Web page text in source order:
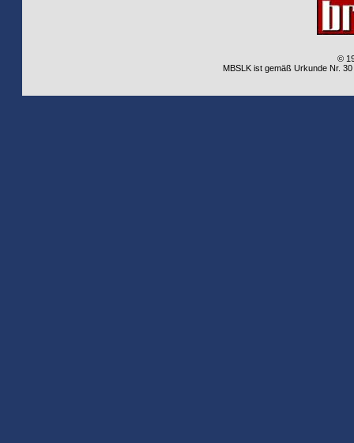
©
MBSLK ist gemäß Urkunde Nr.